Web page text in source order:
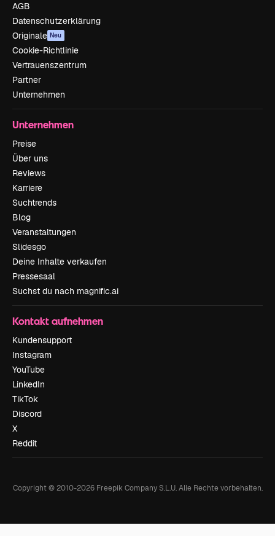
AGB
Datenschutzerklärung
Originale Neu
Cookie-Richtlinie
Vertrauenszentrum
Partner
Unternehmen
Unternehmen
Preise
Über uns
Reviews
Karriere
Suchtrends
Blog
Veranstaltungen
Slidesgo
Deine Inhalte verkaufen
Pressesaal
Suchst du nach magnific.ai
Kontakt aufnehmen
Kundensupport
Instagram
YouTube
LinkedIn
TikTok
Discord
X
Reddit
Copyright © 2010-2026Freepik Company S.L.U. Alle Rechte vorbehalten.